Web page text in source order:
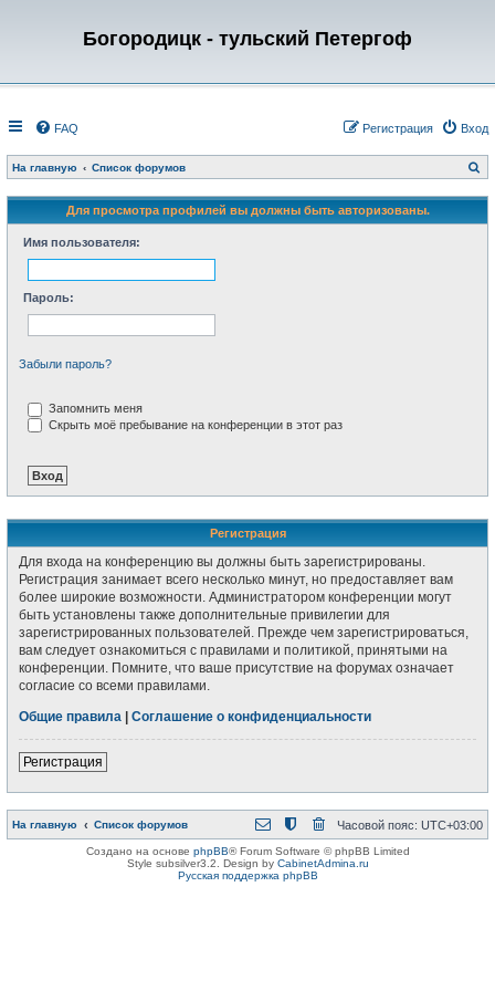
Богородицк - тульский Петергоф
FAQ Вход
Регистрация
На главную Список форумов
о
с
Для просмотра профилей вы должны быть авторизованы.
Имя пользователя:
Пароль:
Забыли пароль?
Запомнить меня
Скрыть моё пребывание на конференции в этот раз
Регистрация
Для входа на конференцию вы должны быть зарегистрированы.
Регистрация занимает всего несколько минут, но предоставляет вам
более широкие возможности. Администратором конференции могут
быть установлены также дополнительные привилегии для
зарегистрированных пользователей. Прежде чем зарегистрироваться,
вам следует ознакомиться с правилами и политикой, принятыми на
конференции. Помните, что ваше присутствие на форумах означает
согласие со всеми правилами.
Общие правила
Соглашение о конфиденциальности
Регистрация
На главную Список форумов Часовой пояс: UTC+03:00
Создано на основе phpBB® Forum Software © phpBB Limited
Style subsilver3.2. Design by CabinetAdmina.ru
Русская поддержка phpBB